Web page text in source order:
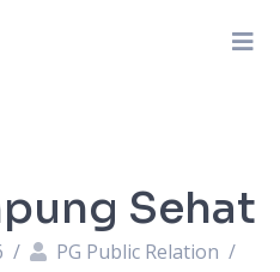
Sehat
/ PG Public Relation /